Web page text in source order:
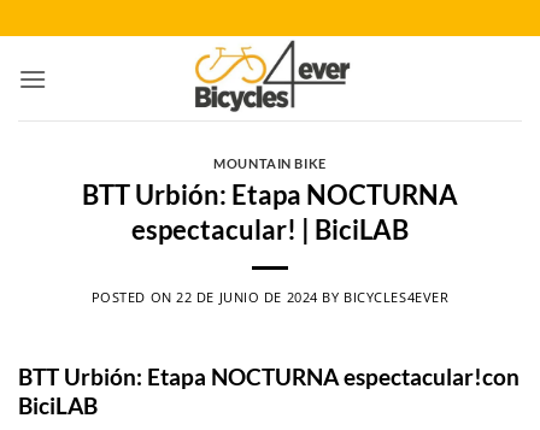
al
contenido
MOUNTAIN BIKE
BTT Urbión: Etapa NOCTURNA
espectacular! | BiciLAB
POSTED ON 22 DE JUNIO DE 2024 BY BICYCLES4EVER
BTT Urbión: Etapa NOCTURNA espectacular!con
BiciLAB